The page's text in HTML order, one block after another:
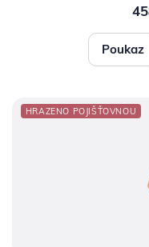
Poukaz
HRAZENO POJIŠŤOVNOU